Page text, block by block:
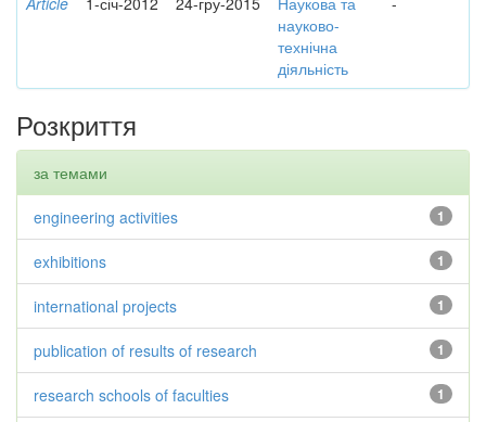
науково-
технічна
діяльність
Розкриття
за темами
1
engineering activities
1
exhibitions
1
international projects
1
publication of results of research
1
research schools of faculties